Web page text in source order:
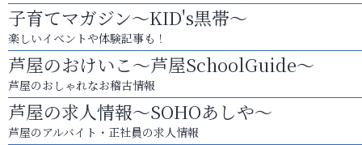
子育てマガジン～KID's黒帯～
楽しいイベントや体験記事も！
芦屋のおけいこ～芦屋SchoolGuide～
芦屋のおしゃれなお稽古情報
芦屋の求人情報～SOHOあしや～
芦屋のアルバイト・正社員の求人情報